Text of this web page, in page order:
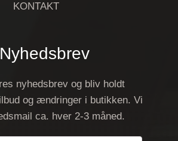
KONTAKT
Nyhedsbrev
nyhedsbrev og bliv holdt
og ændringer i butikken. Vi
ca. hver 2-3 måned.